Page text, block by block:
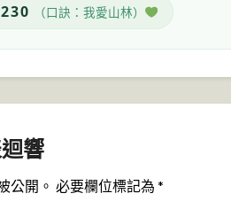
（口訣：我愛山林）
響
公開。 必要欄位標記為 *